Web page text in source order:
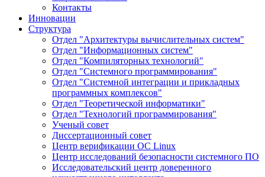
Контакты
Инновации
Структура
Отдел "Архитектуры вычислительных систем"
Отдел "Информационных систем"
Отдел "Компиляторных технологий"
Отдел "Системного программирования"
Отдел "Системной интеграции и прикладных
программных комплексов"
Отдел "Теоретической информатики"
Отдел "Технологий программирования"
Ученый совет
Диссертационный совет
Центр верификации ОС Linux
Центр исследований безопасности системного ПО
Исследовательский центр доверенного